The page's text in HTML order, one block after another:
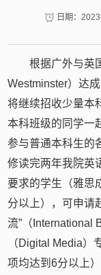
日期：
根据广外与英
Westminster）达
将继续招收少量本
本科班级的同学一
参与普通本科生的
修读完两年我院英
要求的学生（雅思
分以上），可申请
流”（International
（Digital Media）
项均达到6分以上